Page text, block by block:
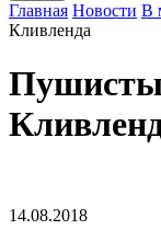
Главная Новости В
Кливленда
14.08.2018